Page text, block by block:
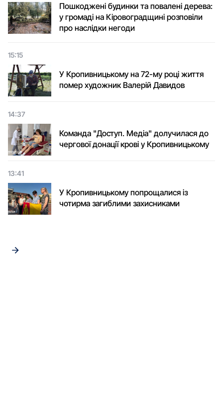
Пошкоджені будинки та повалені дерева:
у громаді на Кіровоградщині розповіли
про наслідки негоди
15:15
У Кропивницькому на 72-му році життя
помер художник Валерій Давидов
14:37
Команда "Доступ. Медіа" долучилася до
чергової донації крові у Кропивницькому
13:41
У Кропивницькому попрощалися із
чотирма загиблими захисниками